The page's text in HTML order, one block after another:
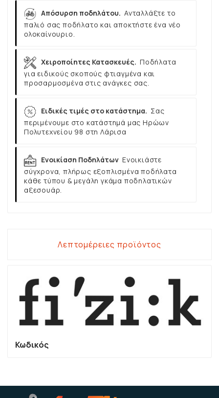
Απόσυρση ποδηλάτου. Ανταλλάξτε το
παλιό σας ποδήλατο και αποκτήστε ένα νέο
ολοκαίνουριο.
Χειροποίητες Κατασκευές. Ποδήλατα
για ειδικούς σκοπούς φτιαγμένα και
προσαρμοσμένα στις ανάγκες σας.
Ειδικές τιμές στο κατάστημα. Σας
περιμένουμε στο κατάστημά μας Ηρώων
Πολυτεχνείου 98 στη Λάρισα
Ενοικίαση Ποδηλάτων Ενοικιάστε
σύγχρονα, πλήρως εξοπλισμένα ποδήλατα
κάθε τύπου & μεγάλη γκάμα ποδηλατικών
αξεσουάρ.
Λεπτομέρειες προϊόντος
Κωδικός